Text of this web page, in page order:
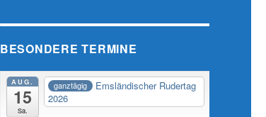
BESONDERE TERMINE
AUG.
15
Sa.
ganztägig
Emsländischer Rudertag
2026